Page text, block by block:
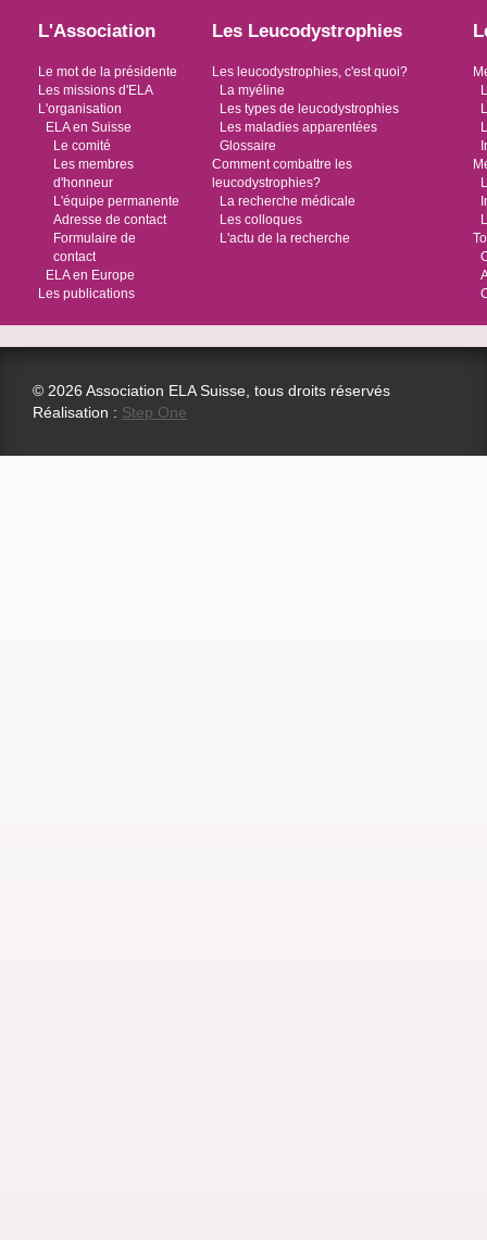
L'Association
Le mot de la présidente
Les missions d'ELA
L'organisation
ELA en Suisse
Le comité
Les membres
d'honneur
L'équipe permanente
Adresse de contact
Formulaire de
contact
ELA en Europe
Les publications
Les Leucodystrophies
Les leucodystrophies, c'est quoi?
La myéline
Les types de leucodystrophies
Les maladies apparentées
Glossaire
Comment combattre les
leucodystrophies?
La recherche médicale
Les colloques
L'actu de la recherche
© 2026 Association ELA Suisse, tous droits réservés
Réalisation : Step One